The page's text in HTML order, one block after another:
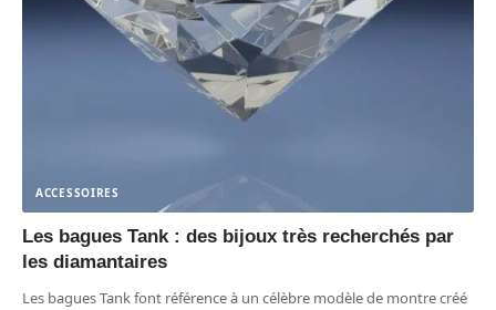
ACCESSOIRES
Les bagues Tank : des bijoux très recherchés par
les diamantaires
Les bagues Tank font référence à un célèbre modèle de montre créé